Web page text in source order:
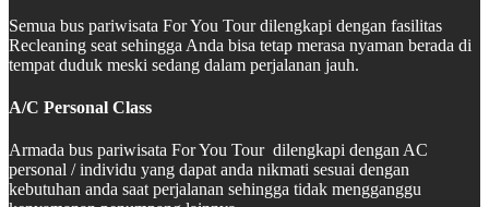
Semua bus pariwisata For You Tour dilengkapi dengan fasilitas
Recleaning seat sehingga Anda bisa tetap merasa nyaman berada di
tempat duduk meski sedang dalam perjalanan jauh.
A/C Personal Class
Armada bus pariwisata For You Tour dilengkapi dengan AC
personal / individu yang dapat anda nikmati sesuai dengan
kebutuhan anda saat perjalanan sehingga tidak mengganggu